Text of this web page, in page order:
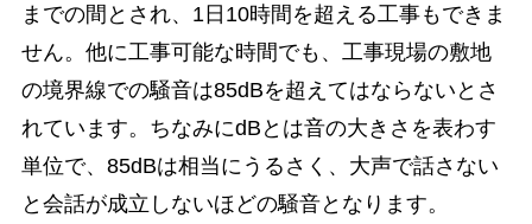
までの間とされ、1日10時間を超える工事もできま
せん。他に工事可能な時間でも、工事現場の敷地
の境界線での騒音は85dBを超えてはならないとさ
れています。ちなみにdBとは音の大きさを表わす
単位で、85dBは相当にうるさく、大声で話さない
と会話が成立しないほどの騒音となります。